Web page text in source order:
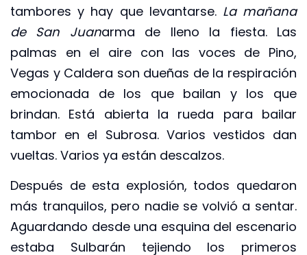
tambores y hay que levantarse. La mañana
de San Juanarma de lleno la fiesta. Las
palmas en el aire con las voces de Pino,
Vegas y Caldera son dueñas de la respiración
emocionada de los que bailan y los que
brindan. Está abierta la rueda para bailar
tambor en el Subrosa. Varios vestidos dan
vueltas. Varios ya están descalzos.
Después de esta explosión, todos quedaron
más tranquilos, pero nadie se volvió a sentar.
Aguardando desde una esquina del escenario
estaba Sulbarán tejiendo los primeros